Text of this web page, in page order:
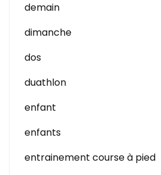
demain
dimanche
dos
duathlon
enfant
enfants
entrainement course à pied